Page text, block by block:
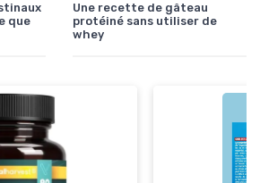
que
Une recette de gâteau
protéiné sans utiliser de
whey